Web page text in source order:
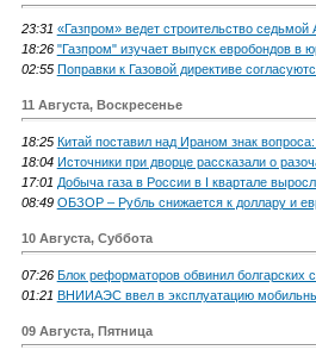
23:31 «Газпром» ведет строительство
18:26 "Газпром" изучает выпуск евробондов в
02:55 Поправки к Газовой директиве
11 Августа, Воскресенье
18:25 Китай поставил над Ираном знак
18:04 Источники при дворце рассказали о
17:01 Добыча газа в России в I квартале
08:49 ОБЗОР – Рубль снижается к доллару и
10 Августа, Суббота
07:26 Блок реформаторов обвинил болгарских
01:21 ВНИИАЭС ввел в эксплуатацию
09 Августа, Пятница